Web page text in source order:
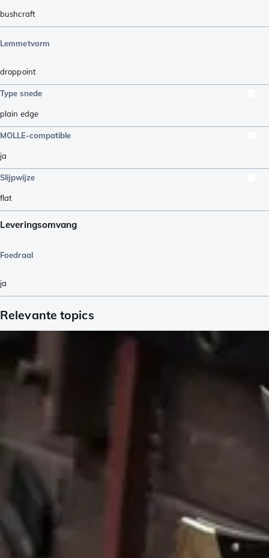
bushcraft
Lemmetvorm
droppoint
Type snede
plain edge
MOLLE-compatible
ja
Slijpwijze
flat
Leveringsomvang
Foedraal
ja
Relevante topics